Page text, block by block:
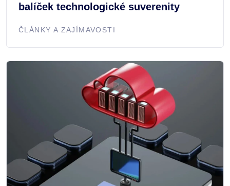
balíček technologické suverenity
ČLÁNKY A ZAJÍMAVOSTI